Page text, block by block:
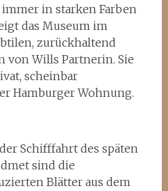
in starken Farben
das Museum im
zurückhaltend
von Wills Partnerin. Sie
scheinbar
Hamburger Wohnung.
Schifffahrt des späten
sind die
Blätter aus dem